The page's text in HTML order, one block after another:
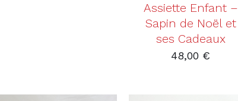
Assiette Enfant –
Sapin de Noël et
ses Cadeaux
48,00 €